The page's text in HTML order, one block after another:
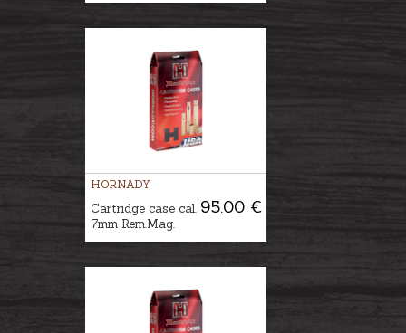
HORNADY
95.00 €
Cartridge case cal.
7mm Rem.Mag.